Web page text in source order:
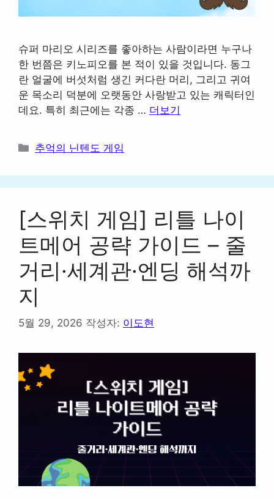
슈퍼 마리오 시리즈를 좋아하는 사람이라면 누구나
한 번쯤은 키노피오를 본 적이 있을 것입니다. 동그
란 얼굴에 버섯처럼 생긴 커다란 머리, 그리고 귀여
운 목소리 덕분에 오랫동안 사랑받고 있는 캐릭터인
데요. 특히 최근에는 각종 … 더보기
카
고
리
추억의 닌텐도 게임
[스위치 게임] 리틀 나이
트메어 공략 가이드 – 줄
거리·세계관·엔딩 해석까
지
5월 29, 2026 작성자: 이도현